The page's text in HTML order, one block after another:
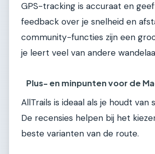
GPS-tracking is accuraat en
feedback over je snelheid en
community-functies zijn een
je leert veel van andere
Plus- en minpunten voor de
AllTrails is ideaal als je houdt van
De recensies helpen bij het
beste varianten van de route.